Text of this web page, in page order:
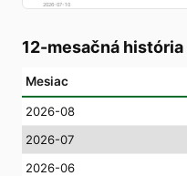
2026-07-10
12-mesačná história
Mesiac
2026-08
2026-07
2026-06